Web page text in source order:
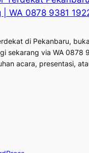
| WA 0878 9381
di Pekanbaru, buka
sekarang via WA 0878
acara, presentasi,